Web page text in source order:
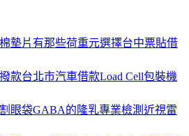
墊片有那些荷重元選擇台中票貼借
款台北市汽車借款Load Cell包裝機
眼袋GABA的隆乳專業檢測近視雷